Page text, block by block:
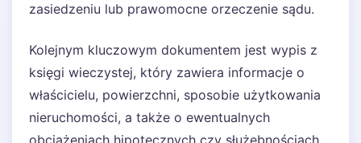
zasiedzeniu lub prawomocne orzeczenie sądu.
Kolejnym kluczowym dokumentem jest wypis z
księgi wieczystej, który zawiera informacje o
właścicielu, powierzchni, sposobie użytkowania
nieruchomości, a także o ewentualnych
obciążeniach hipotecznych czy służebnościach.